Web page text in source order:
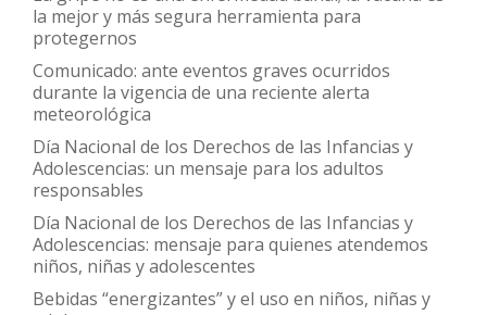
la mejor y más segura herramienta para
protegernos
Comunicado: ante eventos graves ocurridos
durante la vigencia de una reciente alerta
meteorológica
Día Nacional de los Derechos de las Infancias y
Adolescencias: un mensaje para los adultos
responsables
Día Nacional de los Derechos de las Infancias y
Adolescencias: mensaje para quienes atendemos
niños, niñas y adolescentes
Bebidas “energizantes” y el uso en niños, niñas y